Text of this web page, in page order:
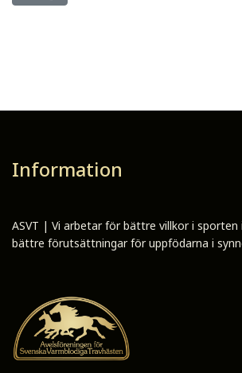
Information
ASVT | Vi arbetar för bättre villkor i
bättre förutsättningar för uppfödarna i